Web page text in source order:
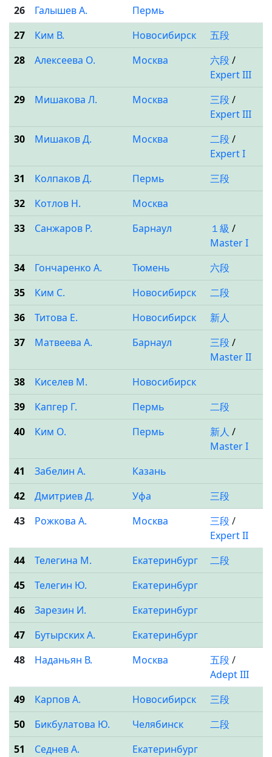
26
Галышев А.
Пермь
27
Ким В. Новосибирск
五段
28
Алексеева О. Москва 六段/
Expert III
29
Мишакова Л. Москва 三段/
Expert III
30
Мишаков Д. Москва 二段/
Expert I
31
Колпаков Д. Пермь
三段
32
Котлов Н.
Москва
33
Санжаров Р. Барнаул １級 /
Master I
34
Гончаренко А. Тюмень
六段
35
Ким С. Новосибирск
二段
36
Титова Е. Новосибирск
新人
37
Матвеева А. Барнаул 三段/
Master II
38
Киселев М.
Новосибирск
39
Капгер Г. Пермь
二段
40
Ким О. Пермь 新人 /
Master I
41
Забелин А.
Казань
42
Дмитриев Д. Уфа
三段
43
Рожкова А. Москва 三段/
Expert II
44
Телегина М. Екатеринбург
二段
45
Телегин Ю.
Екатеринбург
46
Зарезин И.
Екатеринбург
47
Бутырских А.
Екатеринбург
48
Наданьян В. Москва 五段/
Adept III
49
Карпов А. Новосибирск
三段
50
Бикбулатова Ю. Челябинск
二段
51
Седнев А.
Екатеринбург